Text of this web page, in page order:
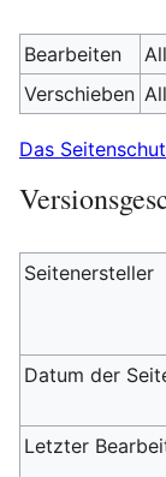
Bearbeiten
Verschieben
Das
Seitenersteller
Datum der
Letzter